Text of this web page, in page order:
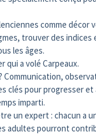
comme décor
trouver des indices
les âges.
qui a volé Carpeaux.
Communication,
clés pour progresser
imparti.
un expert : chacun a
adultes pourront